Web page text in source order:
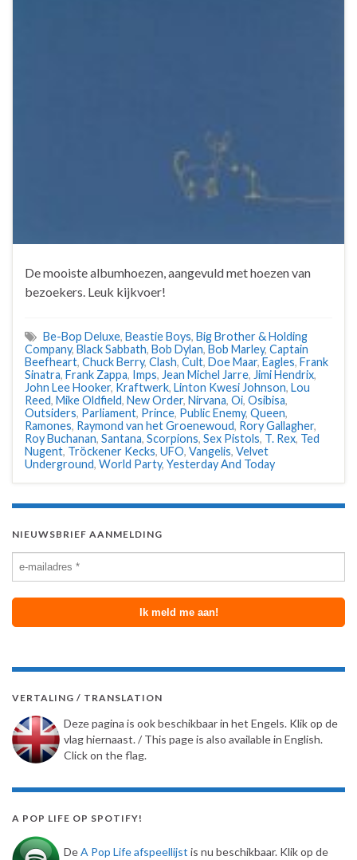
De mooiste albumhoezen, aangevuld met hoezen van
bezoekers. Leuk kijkvoer!
Be-Bop Deluxe, Beastie Boys, Big Brother & Holding
Company, Black Sabbath, Bob Dylan, Bob Marley, Captain
Beefheart, Chuck Berry, Clash, Cult, Doe Maar, Eagles, Frank
Sinatra, Frank Zappa, Imps, Jean Michel Jarre, Jimi Hendrix,
John Lee Hooker, Kraftwerk, Linton Kwesi Johnson, Lou
Reed, Mike Oldfield, New Order, Nirvana, Oi, Osibisa,
Outsiders, Parliament, Prince, Public Enemy, Queen,
Ramones, Raymond van het Groenewoud, Rory Gallagher,
Roy Buchanan, Santana, Scorpions, Sex Pistols, T. Rex, Ted
Nugent, Tröckener Kecks, UFO, Vangelis, Velvet
Underground, World Party, Yesterday And Today
NIEUWSBRIEF AANMELDING
VERTALING / TRANSLATION
Deze pagina is ook beschikbaar in het Engels. Klik op de
vlag hiernaast. / This page is also available in English.
Click on the flag.
A POP LIFE OP SPOTIFY!
DeA Pop Life afspeellijst is nu beschikbaar. Klik op de